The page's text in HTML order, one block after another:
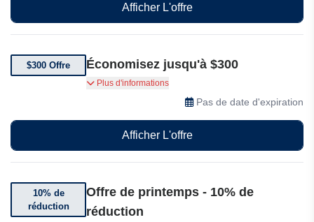
Afficher L'offre
$300 Offre Économisez jusqu'à $300
Obtenez jusqu'à $300 de rabais sur les articles
Plus d'informations
Pas de date d'expiration
Afficher L'offre
10% de
réduction
Offre de printemps - 10% de
réduction